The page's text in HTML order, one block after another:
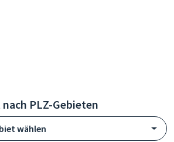
PLZ-Gebieten
wählen